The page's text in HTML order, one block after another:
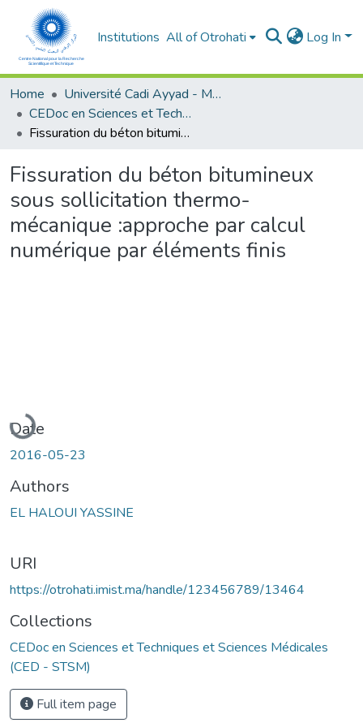
Institutions All of Otrohati Log In
Home
Université Cadi Ayyad - Marrakech
CEDoc en Sciences et Techniques et Sciences Médicales (CED - STSM)
Fissuration du béton bitumineux sous sollicitation thermo-mécanique :approche par calcul numérique par éléments finis
Fissuration du béton bitumineux
sous sollicitation thermo-
mécanique :approche par calcul
numérique par éléments finis
Loading...
Date
2016-05-23
Authors
EL HALOUI YASSINE
URI
https://otrohati.imist.ma/handle/123456789/13464
Collections
CEDoc en Sciences et Techniques et Sciences Médicales
(CED - STSM)
Full item page